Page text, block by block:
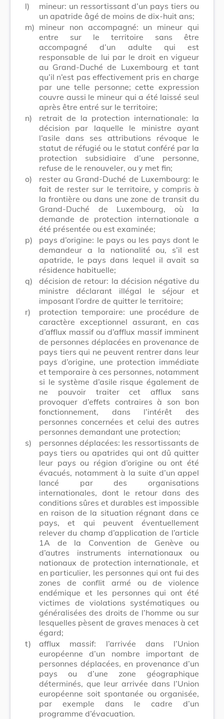
l)
mineur: un ressortissant d’un pays tiers ou
un apatride âgé de moins de dix-huit ans;
m) mineur non accompagné: un mineur qui
entre sur le territoire sans être
accompagné d’un adulte qui est
responsable de lui par le droit en vigueur
au Grand-Duché de Luxembourg et tant
qu’il n’est pas effectivement pris en charge
par une telle personne; cette expression
couvre aussi le mineur qui a été laissé seul
après être entré sur le territoire;
n)
retrait de la protection internationale: la
décision par laquelle le ministre ayant
l’asile dans ses attributions révoque le
statut de réfugié ou le statut conféré par la
protection subsidiaire d’une personne,
refuse de le renouveler, ou y met fin;
o)
rester au Grand-Duché de Luxembourg: le
fait de rester sur le territoire, y compris à
la frontière ou dans une zone de transit du
Grand-Duché de Luxembourg, où la
demande de protection internationale a
été présentée ou est examinée;
p)
pays d’origine: le pays ou les pays dont le
demandeur a la nationalité ou, s’il est
apatride, le pays dans lequel il avait sa
résidence habituelle;
q)
décision de retour: la décision négative du
ministre déclarant illégal le séjour et
imposant l’ordre de quitter le territoire;
r)
protection temporaire: une procédure de
caractère exceptionnel assurant, en cas
d’afflux massif ou d’afflux massif imminent
de personnes déplacées en provenance de
pays tiers qui ne peuvent rentrer dans leur
pays d’origine, une protection immédiate
et temporaire à ces personnes, notamment
si le système d’asile risque également de
ne pouvoir traiter cet afflux sans
provoquer d’effets contraires à son bon
fonctionnement, dans l’intérêt des
personnes concernées et celui des autres
personnes demandant une protection;
s)
personnes déplacées: les ressortissants de
pays tiers ou apatrides qui ont dû quitter
leur pays ou région d’origine ou ont été
évacués, notamment à la suite d’un appel
lancé par des organisations
internationales, dont le retour dans des
conditions sûres et durables est impossible
en raison de la situation régnant dans ce
pays, et qui peuvent éventuellement
relever du champ d’application de l’article
1A de la Convention de Genève ou
d’autres instruments internationaux ou
nationaux de protection internationale, et
en particulier, les personnes qui ont fui des
zones de conflit armé ou de violence
endémique et les personnes qui ont été
victimes de violations systématiques ou
généralisées des droits de l’homme ou sur
lesquelles pèsent de graves menaces à cet
égard;
t)
afflux massif: l’arrivée dans l’Union
européenne d’un nombre important de
personnes déplacées, en provenance d’un
pays ou d’une zone géographique
déterminés, que leur arrivée dans l’Union
européenne soit spontanée ou organisée,
par exemple dans le cadre d’un
programme d’évacuation.